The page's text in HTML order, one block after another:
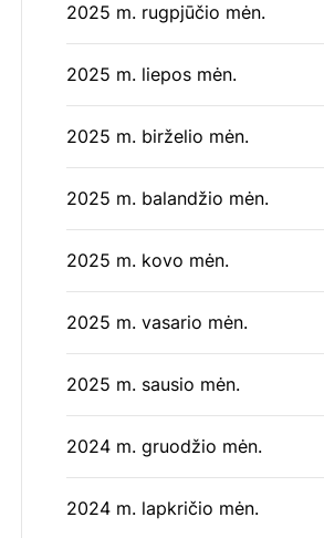
2025 m. rugpjūčio mėn.
2025 m. liepos mėn.
2025 m. birželio mėn.
2025 m. balandžio mėn.
2025 m. kovo mėn.
2025 m. vasario mėn.
2025 m. sausio mėn.
2024 m. gruodžio mėn.
2024 m. lapkričio mėn.